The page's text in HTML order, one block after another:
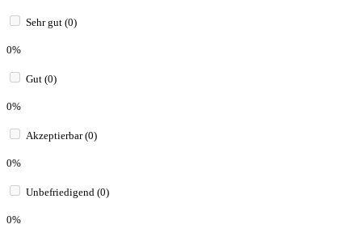
Sehr gut (0)
0%
Gut (0)
0%
Akzeptierbar (0)
0%
Unbefriedigend (0)
0%